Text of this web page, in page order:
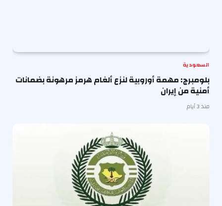
السعودية
بلومبرج: مهمة أوروبية لنزع ألغام هرمز مرهونة بضمانات
أمنية من إيران
منذ 3 أيام